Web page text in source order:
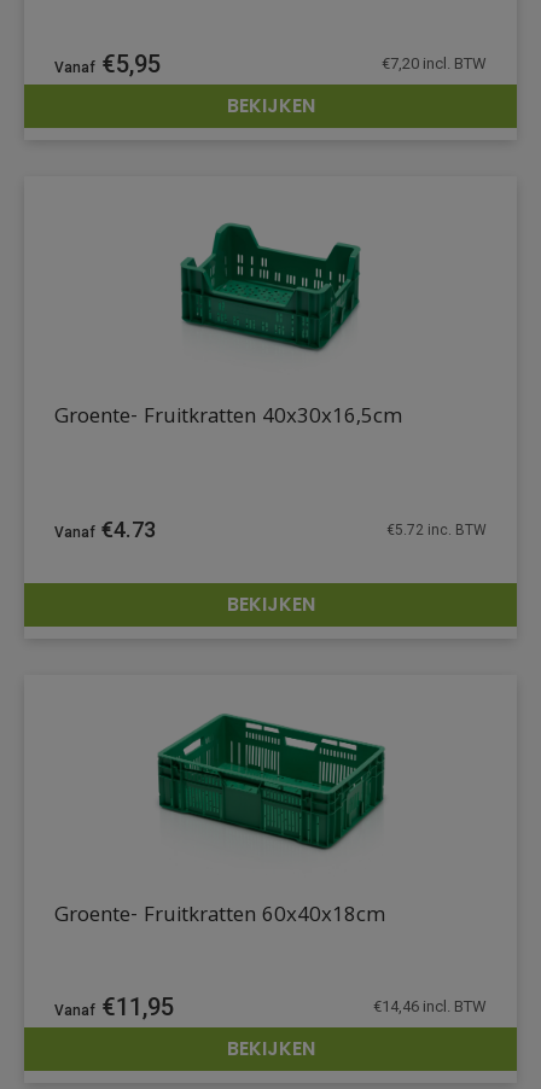
DETAILS
€5,95 €7,20 incl. BTW
BEKIJKEN
DETAILS
Groente- Fruitkratten 40x30x16,5cm
€4.73 €5.72 inc. BTW
BEKIJKEN
DETAILS
Groente- Fruitkratten 60x40x18cm
€11,95 €14,46 incl. BTW
BEKIJKEN